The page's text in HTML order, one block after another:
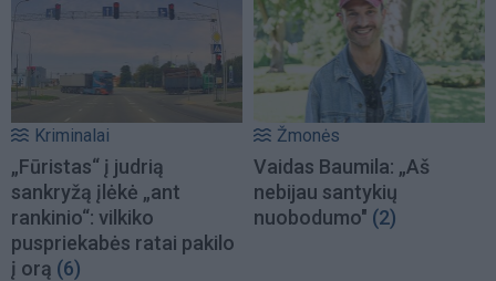
Kriminalai
„Fūristas“ į judrią
sankryžą įlėkė „ant
rankinio“: vilkiko
puspriekabės ratai pakilo
į orą (6)
Žmonės
Vaidas Baumila: „Aš
nebijau santykių
nuobodumo" (2)